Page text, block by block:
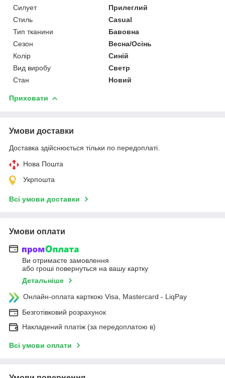
Силует
Прилеглий
Стиль
Casual
Тип тканини
Бавовна
Сезон
Весна/Осінь
Колір
Синій
Вид виробу
Светр
Стан
Новий
Приховати
Умови доставки
Доставка здійснюється тільки по передоплаті.
Нова Пошта
Укрпошта
Всі умови доставки
Умови оплати
Ви отримаєте замовлення
або гроші повернуться на вашу картку
Детальніше
Онлайн-оплата карткою Visa, Mastercard - LiqPay
Безготівковий розрахунок
Накладений платіж (за передоплатою в)
Всі умови оплати